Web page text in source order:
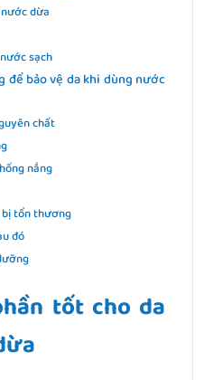
dừa
sạch
để bảo vệ da khi dùng nước
chất
nắng
bị tổn thương
đó
tốt cho da